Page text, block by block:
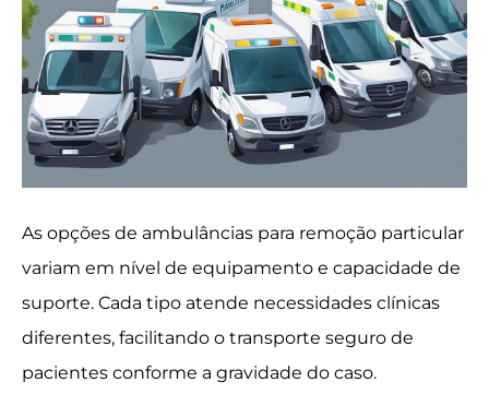
As opções de ambulâncias para remoção particular
variam em nível de equipamento e capacidade de
suporte. Cada tipo atende necessidades clínicas
diferentes, facilitando o transporte seguro de
pacientes conforme a gravidade do caso.